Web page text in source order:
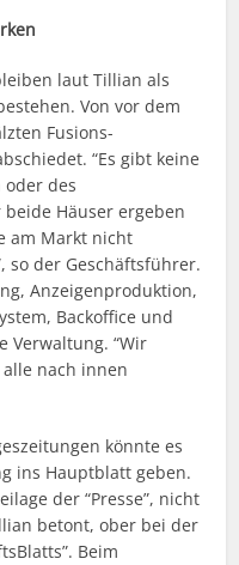
laut Tillian als
Von vor dem
Fusions-
“Es gibt keine
oder des
Häuser ergeben
am Markt nicht
so der Geschäftsführer.
Anzeigenproduktion,
Backoffice und
Verwaltung. “Wir
nach innen
könnte es
ins Hauptblatt geben.
der “Presse”, nicht
betont, ober bei der
Beim